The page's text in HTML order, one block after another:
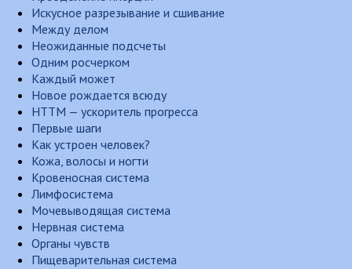
Искусное разрезывание и сшивание
Между делом
Неожиданные подсчеты
Одним росчерком
Каждый может
Новое рождается всюду
НТТМ — ускоритель прогресса
Первые шаги
Как устроен человек?
Кожа, волосы и ногти
Кровеносная система
Лимфосистема
Мочевыводящая система
Нервная система
Органы чувств
Пищеварительная система